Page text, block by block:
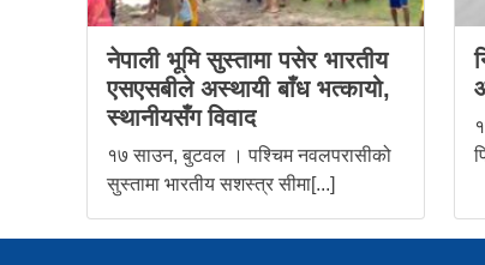
नेपाली भूमि सुस्तामा पसेर भारतीय
एसएसबीले अस्थायी बाँध भत्कायो,
स्थानीयसँग विवाद
१७ साउन, बुटवल । पश्चिम नवलपरासीको
सुस्तामा भारतीय सशस्त्र सीमा[...]